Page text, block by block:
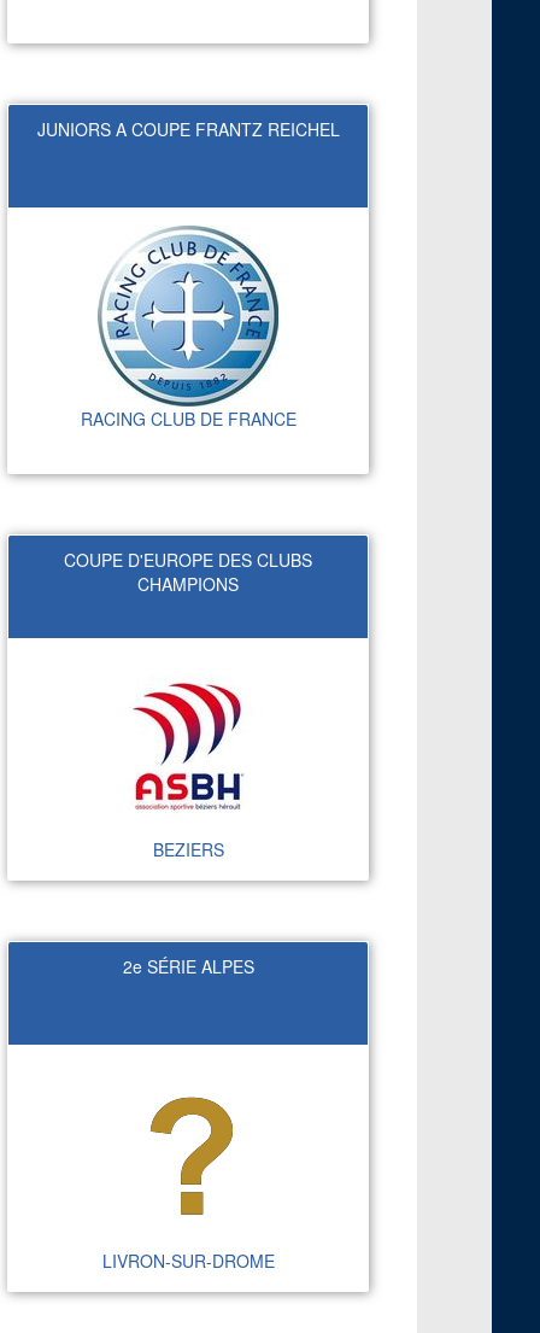
JUNIORS A COUPE FRANTZ REICHEL
RACING CLUB DE FRANCE
COUPE D'EUROPE DES CLUBS
CHAMPIONS
BEZIERS
2e SÉRIE ALPES
LIVRON-SUR-DROME